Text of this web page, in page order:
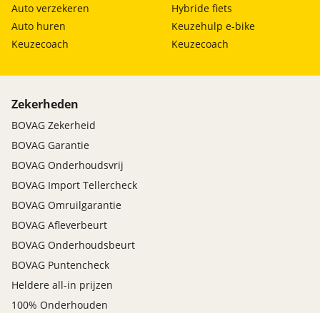
Auto verzekeren
Auto huren
Keuzecoach
Hybride fiets
Keuzehulp e-bike
Keuzecoach
Zekerheden
BOVAG Zekerheid
BOVAG Garantie
BOVAG Onderhoudsvrij
BOVAG Import Tellercheck
BOVAG Omruilgarantie
BOVAG Afleverbeurt
BOVAG Onderhoudsbeurt
BOVAG Puntencheck
Heldere all-in prijzen
100% Onderhouden